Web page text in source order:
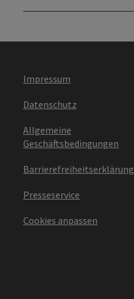
Impressum
Datenschutz
Allgemeine
Geschäftsbedingungen
Barrierefreiheitserklärung
Presseservice
Cookies anpassen